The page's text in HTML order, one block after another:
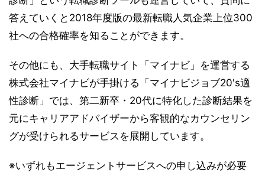
答えていくと2018年度版の最新転職人気企業上位300
社への合格確率を知ることができます。
その他にも、大手転職サイト「マイナビ」を運営する
株式会社マイナビが手掛ける「マイナビジョブ20's適
性診断」では、第二新卒・20代に特化した診断結果を
元にキャリアアドバイザーから客観的なカウンセリン
グが受けられるサービスを展開しています。
※いずれもエージェントサービスへの申し込みが必要